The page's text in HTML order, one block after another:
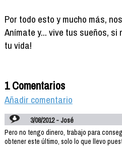
Por todo esto y mucho más,
Anímate y... vive tus sueños,
tu vida!
1 Comentarios
Añadir comentario
3/08/2012 - José
Pero no tengo dinero, trabajo para
obtener este último, solo lo que llevo